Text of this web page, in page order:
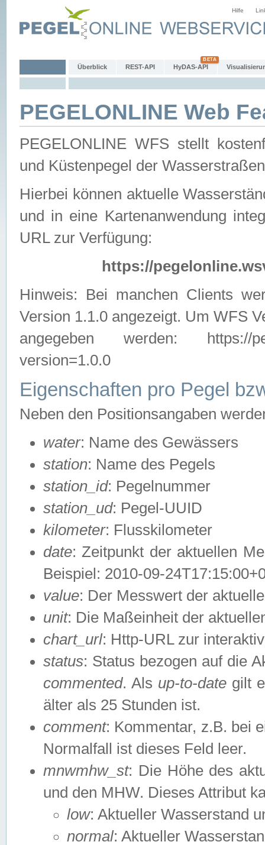
Hilfe
Überblick REST-API HyDAS-API
PEGELONLINE Web
PEGELONLINE WFS stellt
und Küstenpegel der
Hierbei können aktuelle
und in eine Kartenanwendung
URL zur Verfügung:
https://
Hinweis: Bei manchen Clients
Version 1.1.0 angezeigt. Um WFS
angegeben werden: https://
version=1.0.0
Eigenschaften pro Pegel
Neben den Positionsangaben
water: Name des Gewässers
station: Name des Pegels
station_id: Pegelnummer
station_ud: Pegel-UUID
kilometer: Flusskilometer
date: Zeitpunkt der aktuellen
Beispiel: 2010-09-
value: Der Messwert der
unit: Die Maßeinheit der
chart_url: Http-URL zur
status: Status bezogen auf die
commented. Als up-to-date gilt
älter als 25 Stunden ist.
comment: Kommentar, z.B. bei
Normalfall ist dieses Feld leer.
mnwmhw_st: Die Höhe des
und den MHW. Dieses Attribut
low: Aktueller Wasserstand
normal: Aktueller